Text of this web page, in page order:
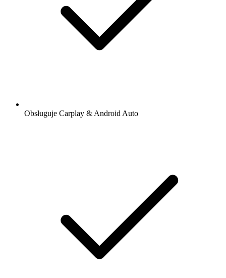
Obsługuje Carplay & Android Auto